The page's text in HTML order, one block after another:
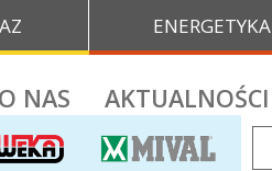
ENERGETYKA
O NAS AKTUALNOŚCI